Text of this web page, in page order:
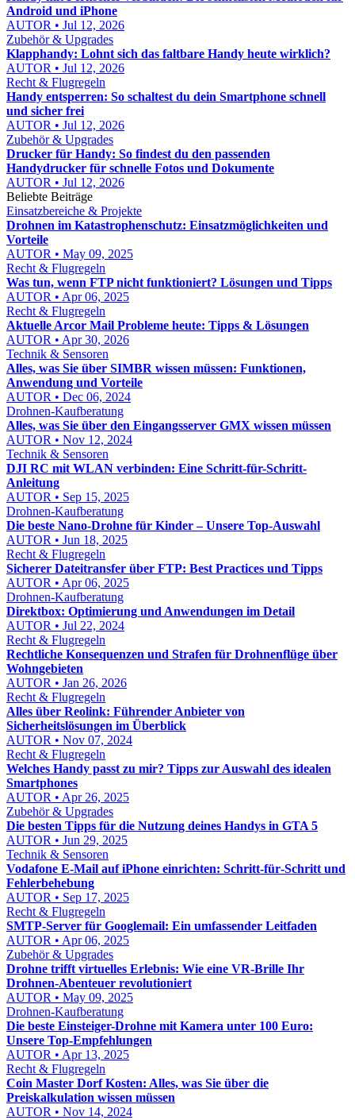
Android und iPhone
AUTOR • Jul 12, 2026
Zubehör & Upgrades
Klapphandy: Lohnt sich das faltbare Handy heute wirklich?
AUTOR • Jul 12, 2026
Recht & Flugregeln
Handy entsperren: So schaltest du dein Smartphone schnell
und sicher frei
AUTOR • Jul 12, 2026
Zubehör & Upgrades
Drucker für Handy: So findest du den passenden
Handydrucker für schnelle Fotos und Dokumente
AUTOR • Jul 12, 2026
Beliebte Beiträge
Einsatzbereiche & Projekte
Drohnen im Katastrophenschutz: Einsatzmöglichkeiten und
Vorteile
AUTOR • May 09, 2025
Recht & Flugregeln
Was tun, wenn FTP nicht funktioniert? Lösungen und Tipps
AUTOR • Apr 06, 2025
Recht & Flugregeln
Aktuelle Arcor Mail Probleme heute: Tipps & Lösungen
AUTOR • Apr 30, 2026
Technik & Sensoren
Alles, was Sie über SIMBR wissen müssen: Funktionen,
Anwendung und Vorteile
AUTOR • Dec 06, 2024
Drohnen-Kaufberatung
Alles, was Sie über den Eingangsserver GMX wissen müssen
AUTOR • Nov 12, 2024
Technik & Sensoren
DJI RC mit WLAN verbinden: Eine Schritt-für-Schritt-
Anleitung
AUTOR • Sep 15, 2025
Drohnen-Kaufberatung
Die beste Nano-Drohne für Kinder – Unsere Top-Auswahl
AUTOR • Jun 18, 2025
Recht & Flugregeln
Sicherer Dateitransfer über FTP: Best Practices und Tipps
AUTOR • Apr 06, 2025
Drohnen-Kaufberatung
Direktbox: Optimierung und Anwendungen im Detail
AUTOR • Jul 22, 2024
Recht & Flugregeln
Rechtliche Konsequenzen und Strafen für Drohnenflüge über
Wohngebieten
AUTOR • Jan 26, 2026
Recht & Flugregeln
Alles über Reolink: Führender Anbieter von
Sicherheitslösungen im Überblick
AUTOR • Nov 07, 2024
Recht & Flugregeln
Welches Handy passt zu mir? Tipps zur Auswahl des idealen
Smartphones
AUTOR • Apr 26, 2025
Zubehör & Upgrades
Die besten Tipps für die Nutzung deines Handys in GTA 5
AUTOR • Jun 29, 2025
Technik & Sensoren
Vodafone E‑Mail auf iPhone einrichten: Schritt‑für‑Schritt und
Fehlerbehebung
AUTOR • Sep 17, 2025
Recht & Flugregeln
SMTP-Server für Googlemail: Ein umfassender Leitfaden
AUTOR • Apr 06, 2025
Zubehör & Upgrades
Drohne trifft virtuelles Erlebnis: Wie eine VR-Brille Ihr
Drohnen-Abenteuer revolutioniert
AUTOR • May 09, 2025
Drohnen-Kaufberatung
Die beste Einsteiger-Drohne mit Kamera unter 100 Euro:
Unsere Top-Empfehlungen
AUTOR • Apr 13, 2025
Recht & Flugregeln
Coin Master Dorf Kosten: Alles, was Sie über die
Preiskalkulation wissen müssen
AUTOR • Nov 14, 2024